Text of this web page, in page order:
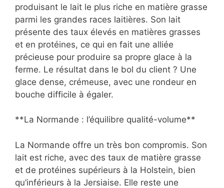
produisant le lait le plus riche en matière grasse
parmi les grandes races laitières. Son lait
présente des taux élevés en matières grasses
et en protéines, ce qui en fait une alliée
précieuse pour produire sa propre glace à la
ferme. Le résultat dans le bol du client ? Une
glace dense, crémeuse, avec une rondeur en
bouche difficile à égaler.
**La Normande : l’équilibre qualité-volume**
La Normande offre un très bon compromis. Son
lait est riche, avec des taux de matière grasse
et de protéines supérieurs à la Holstein, bien
qu’inférieurs à la Jersiaise. Elle reste une